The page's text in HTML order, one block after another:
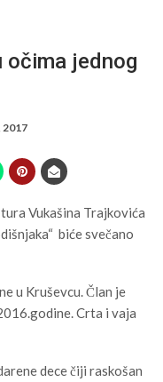
očima jednog
2017
Vukašina Trajkovića
biće svečano
u Kruševcu. Član je
Crta i vaja
dece čiji raskošan